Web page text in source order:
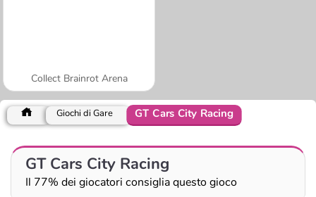
Collect Brainrot Arena
Giochi di Gare GT Cars City Racing
GT Cars City Racing
Il 77% dei giocatori consiglia questo gioco